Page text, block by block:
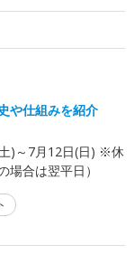
や仕組みを紹介
)～7月12日(日) ※休
場合は翌平日）